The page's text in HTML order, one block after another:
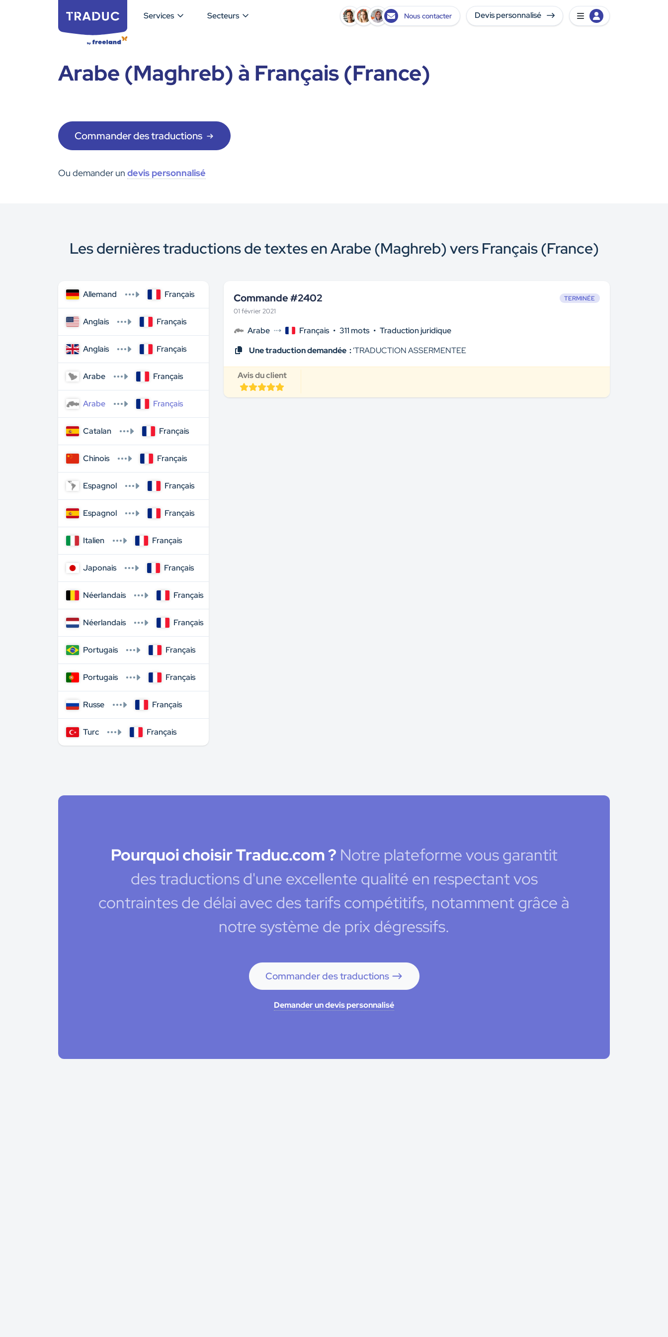
Services Secteurs Nous contacter Devis personnalisé
Arabe (Maghreb) à Français (France)
Commander des traductions
Ou demander un devis personnalisé
Les dernières traductions de textes en Arabe (Maghreb) vers Français (France)
Allemand Français
Anglais Français
Anglais Français
Arabe Français
Arabe Français
Catalan Français
Chinois Français
Espagnol Français
Espagnol Français
Italien Français
Japonais Français
Néerlandais Français
Néerlandais Français
Portugais Français
Portugais Français
Russe Français
Turc Français
Commande #2402 TERMINÉE
01 février 2021
Arabe Français • 311 mots • Traduction juridique
Une traduction demandée :'TRADUCTION ASSERMENTEE
Avis du client
Pourquoi choisir Traduc.com ? Notre plateforme vous garantit
des traductions d'une excellente qualité en respectant vos
contraintes de délai avec des tarifs compétitifs, notamment grâce à
notre système de prix dégressifs.
Commander des traductions
Demander un devis personnalisé